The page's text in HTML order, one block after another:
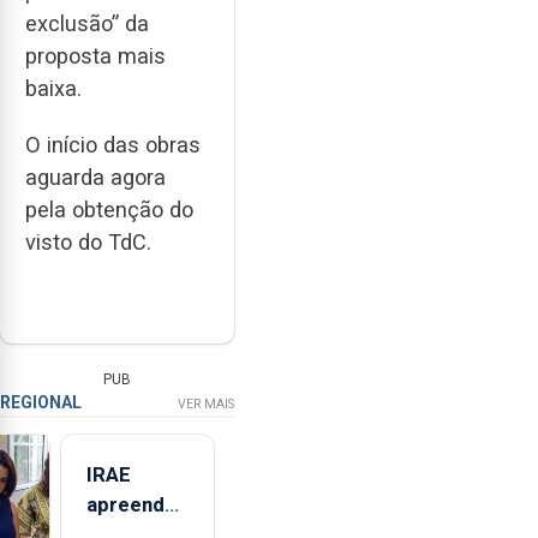
exclusão” da
proposta mais
baixa.
O início das obras
aguarda agora
pela obtenção do
visto do TdC.
PUB
REGIONAL VER MAIS
IRAE
apreendeu